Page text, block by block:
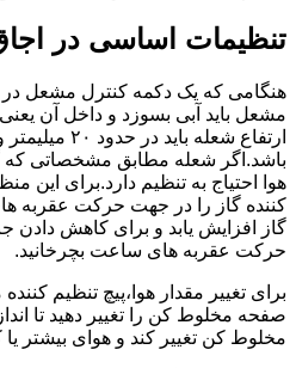
تنظیمات اساسی در
هنگامی که یک دکمه کنترل مشعل در
مشعل باید آبی بسوزد و داخل آن
ارتفاع شعله
باشد.اگر شعله مطابق مشخصاتی که
هوا احتیاج به تنظیم دارد.برای این
کننده گاز را در جهت حرکت عقربه
گاز افزایش یابد و برای کاهش دادن
حرکت عقربه های ساعت بچرخانید.
برای تغییر مقدار هوا،پیچ تنظیم
صفحه مخلوط کن را تغییر دهید تا
مخلوط کن تغییر کند و هوای بیشتر